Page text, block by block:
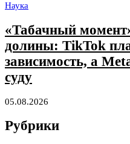
Наука
«Табачный
долины: TikTok
зависимость, а
суду
05.08.2026
Рубрики